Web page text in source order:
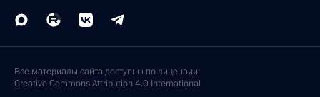
Все материалы сайта доступны по лицензии:
Creative Commons Attribution 4.0 International